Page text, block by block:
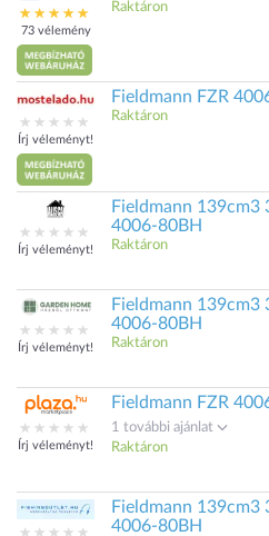
73 vélemény
Raktáron
Írj véleményt!
Fieldmann FZR
Raktáron
Írj véleményt!
Fieldmann 139cm3
4006-80BH
Raktáron
Írj véleményt!
Fieldmann 139cm3
4006-80BH
Raktáron
Írj véleményt!
Fieldmann FZR
1 további ajánlat
Raktáron
Fieldmann 139cm3
4006-80BH